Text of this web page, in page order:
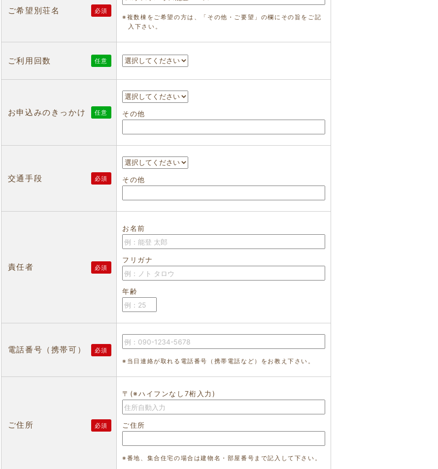
ご希望別荘名
必須
※複数棟をご希望の方は、「その他・ご要望」の欄にその旨をご記
入下さい。
ご利用回数 任意
お申込みのきっかけ 任意 その他
交通手段 必須 その他
責任者 必須
お名前
フリガナ
年齢
電話番号（携帯可）
必須
※当日連絡が取れる電話番号（携帯電話など）をお教え下さい。
ご住所 必須
〒(※ハイフンなし7桁入力)
ご住所
※番地、集合住宅の場合は建物名・部屋番号まで記入して下さい。